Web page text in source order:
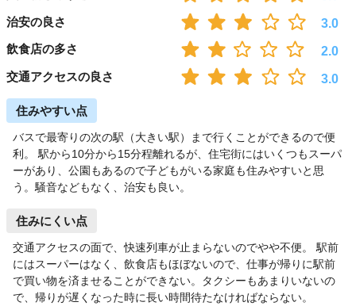
治安の良さ
3.0
飲食店の多さ
2.0
交通アクセスの良さ
3.0
住みやすい点
バスで最寄りの次の駅（大きい駅）まで行くことができるので便
利。 駅から10分から15分程離れるが、住宅街にはいくつもスーパ
ーがあり、公園もあるので子どもがいる家庭も住みやすいと思
う。騒音などもなく、治安も良い。
住みにくい点
交通アクセスの面で、快速列車が止まらないのでやや不便。 駅前
にはスーパーはなく、飲食店もほぼないので、仕事が帰りに駅前
で買い物を済ませることができない。タクシーもあまりいないの
で、帰りが遅くなった時に長い時間待たなければならない。